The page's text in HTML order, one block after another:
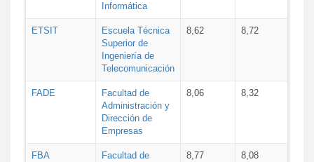
Informática
ETSIT
Escuela Técnica
Superior de
Ingeniería de
Telecomunicación
8,62 8,72
FADE
Facultad de
Administración y
Dirección de
Empresas
8,06 8,32
FBA
Facultad de
8,77 8,08